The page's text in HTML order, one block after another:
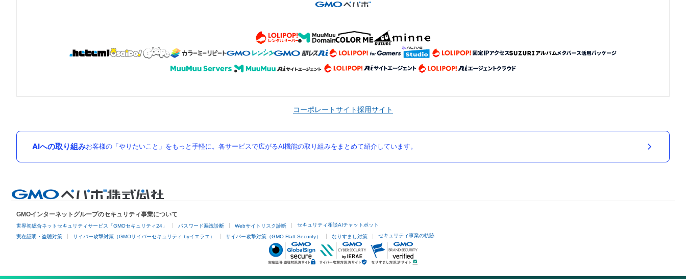
コーポレートサイト採用サイト
AIへの取り組みお客様の「やりたいこと」をもっと手軽に。各サービスで広がるAI機能の取り組みをまとめて紹介しています。
GMOインターネットグループのセキュリティ事業について
世界初総合ネットセキュリティサービス「GMOセキュリティ24」 パスワード漏洩診断 Webサイトリスク診断 セキュリティ相談AIチャットボット
実在証明・盗聴対策 サイバー攻撃対策（GMOサイバーセキュリティ byイエラエ） サイバー攻撃対策（GMO Flatt Security） なりすまし対策 セキュリティ事業の軌跡